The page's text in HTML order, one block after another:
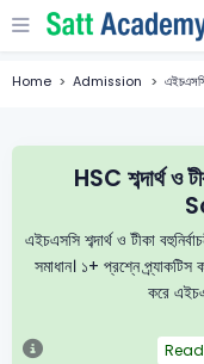
Home Admission
HSC শব্দার্থ
এইচএসসি শব্দার্থ ও টীকা
সমাধান। ১+ প্রশ্নে
করে
Read